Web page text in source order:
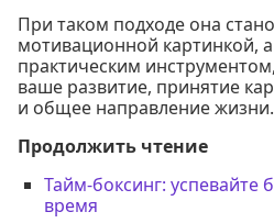
При таком подходе она
мотивационной картинкой,
практическим
ваше развитие, принятие
и общее направление жизни.
Продолжить чтение
Тайм-боксинг: успевайте
время